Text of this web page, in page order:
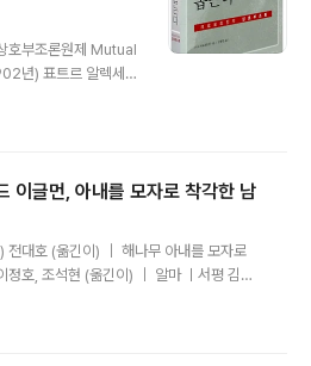
호부조론원제 Mutual
년) 표트르 알렉세예
사, 도림공동체텃밭
맹과 물질의 풍요로움
각을 품고 있지는 않
제들에 대한 기사를
한 상황이었다 쳐도
분명 특별하다고 생각
들이었지만, 형제적
이글먼, 아내를 모자로 착각한 남
전대호 (옮긴이) ｜ 해나무 아내를 모자로
정호, 조석현 (옮긴이) ｜ 알마 ㅣ서평 김보
차를 몰아 텃밭으로 가는데 눈에 눈물이